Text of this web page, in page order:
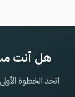
هل أنت
اتخذ الخطوة